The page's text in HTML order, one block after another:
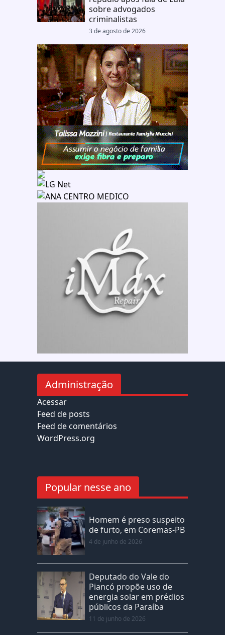
sobre advogados
criminalistas
3 de agosto de 2026
Administração
Acessar
Feed de posts
Feed de comentários
WordPress.org
Popular nesse ano
Homem é preso suspeito
de furto, em Coremas-PB
4 de junho de 2026
Deputado do Vale do
Piancó propõe uso de
energia solar em prédios
públicos da Paraíba
11 de junho de 2026